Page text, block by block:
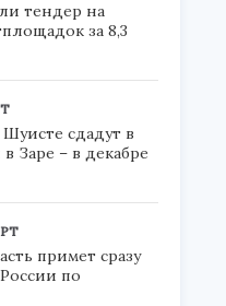
тендер на
за 8,3
сдадут в
Заре – в декабре
примет сразу
по